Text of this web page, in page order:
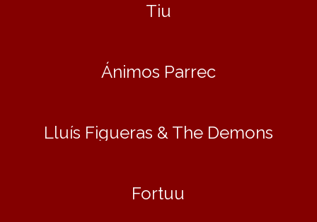
Tiu
Ánimos Parrec
Lluís Figueras & The Demons
Fortuu